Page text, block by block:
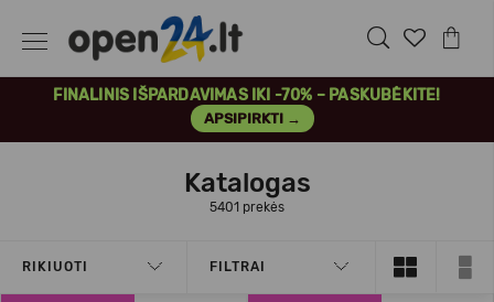
FINALINIS IŠPARDAVIMAS IKI -70% – PASKUBĖKITE!
APSIPIRKTI →
Katalogas
5401 prekės
RIKIUOTI FILTRAI